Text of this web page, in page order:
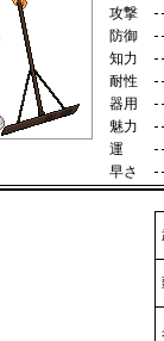
攻撃
防御
知力
耐性
器用
魅力
運
早さ